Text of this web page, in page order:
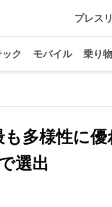
プレス
ック モバイル 乗り物
多様性に優
選出